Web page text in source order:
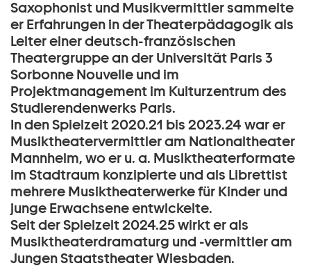
Saxophonist und Musikvermittler sammelte
er Erfahrungen in der Theaterpädagogik als
Leiter einer deutsch-französischen
Theatergruppe an der Universität Paris 3
Sorbonne Nouvelle und im
Projektmanagement im Kulturzentrum des
Studierendenwerks Paris.
In den Spielzeit 2020.21 bis 2023.24 war er
Musiktheatervermittler am Nationaltheater
Mannheim, wo er u. a. Musiktheaterformate
im Stadtraum konzipierte und als Librettist
mehrere Musiktheaterwerke für Kinder und
junge Erwachsene entwickelte.
Seit der Spielzeit 2024.25 wirkt er als
Musiktheaterdramaturg und -vermittler am
Jungen Staatstheater Wiesbaden.